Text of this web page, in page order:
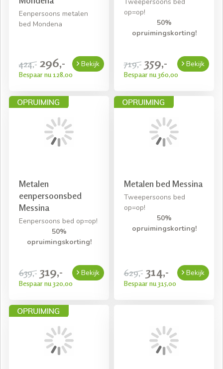
Eenpersoons metalen
bed Mondena
424,- 296,-
Bespaar nu 128,00
Bekijk
op=op!
50%
opruimingskorting!
719,- 359,-
Bespaar nu 360,00
Bekijk
Metalen
eenpersoonsbed
Messina
Eenpersoons bed op=op!
50%
opruimingskorting!
639,- 319,-
Bespaar nu 320,00
Bekijk
Metalen bed Messina
Tweepersoons bed
op=op!
50%
opruimingskorting!
629,- 314,-
Bespaar nu 315,00
Bekijk